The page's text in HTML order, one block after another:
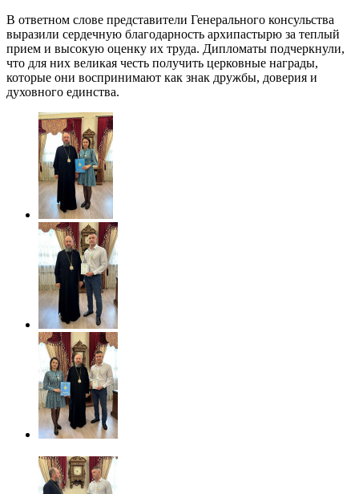
В ответном слове представители Генерального консульства
выразили сердечную благодарность архипастырю за теплый
прием и высокую оценку их труда. Дипломаты подчеркнули,
что для них великая честь получить церковные награды,
которые они воспринимают как знак дружбы, доверия и
духовного единства.